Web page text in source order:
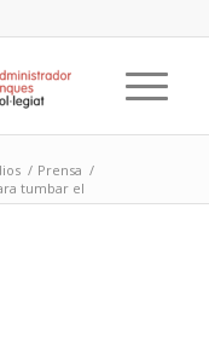
/ Prensa /
tumbar el